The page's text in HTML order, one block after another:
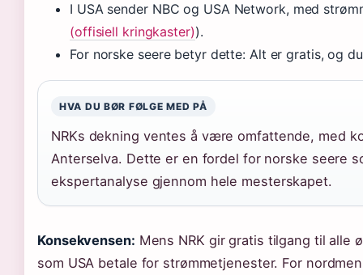
I USA sender NBC og USA Network, med
(offisiell kringkaster)).
For norske seere betyr dette: Alt er gratis, og
HVA DU BØR FØLGE MED PÅ
NRKs dekning ventes å være omfattende, med
Anterselva. Dette er en fordel for norske seere
ekspertanalyse gjennom hele mesterskapet.
Konsekvensen: Mens NRK gir gratis tilgang til alle
som USA betale for strømmetjenester. For